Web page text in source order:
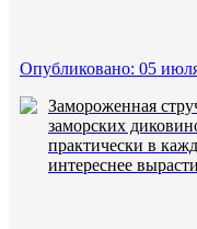
Опубликовано: 05
Замороженная
заморских
практически в
интереснее